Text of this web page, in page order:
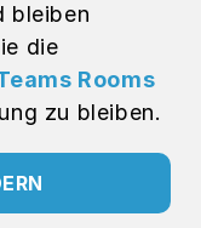
bleiben
die
Rooms
zu bleiben.